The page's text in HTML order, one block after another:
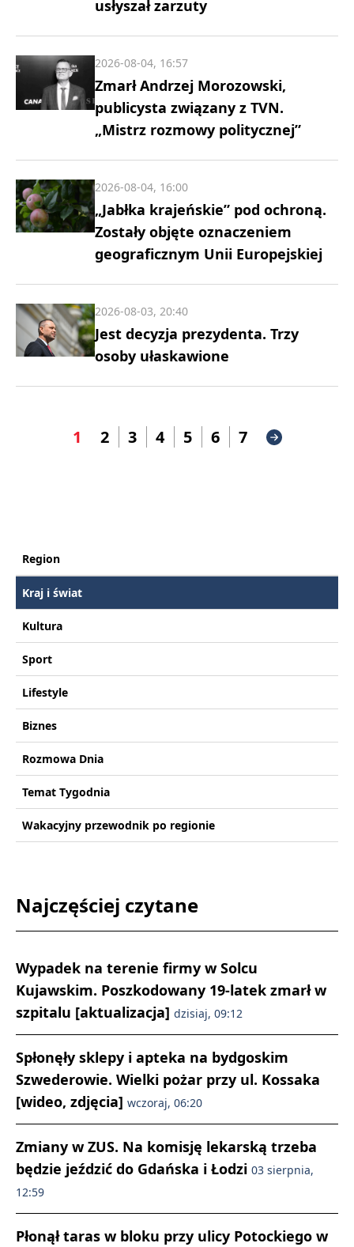
usłyszał zarzuty
Zmarł Andrzej Morozowski,
publicysta związany z TVN.
„Mistrz rozmowy politycznej”
2026-08-04, 16:57
„Jabłka krajeńskie” pod ochroną.
Zostały objęte oznaczeniem
geograficznym Unii Europejskiej
2026-08-04, 16:00
Jest decyzja prezydenta. Trzy
osoby ułaskawione
2026-08-03, 20:40
1 2 3 4 5 6 7
Region
Kraj i świat
Kultura
Sport
Lifestyle
Biznes
Rozmowa Dnia
Temat Tygodnia
Wakacyjny przewodnik po regionie
Najczęściej czytane
Wypadek na terenie firmy w Solcu
Kujawskim. Poszkodowany 19-latek zmarł w
szpitalu [aktualizacja] dzisiaj, 09:12
Spłonęły sklepy i apteka na bydgoskim
Szwederowie. Wielki pożar przy ul. Kossaka
[wideo, zdjęcia] wczoraj, 06:20
Zmiany w ZUS. Na komisję lekarską trzeba
będzie jeździć do Gdańska i Łodzi 03 sierpnia,
12:59
Płonął taras w bloku przy ulicy Potockiego w